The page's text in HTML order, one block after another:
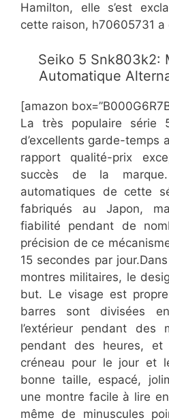
Hamilton, elle s’est
cette raison, h70605731 a
​Seiko 5 Snk803k2:
Automatique
[amazon
La très populaire série
d’excellents garde-temps
rapport qualité-prix
succès de la
automatiques de cette
fabriqués au Japon,
fiabilité pendant de
précision de ce
15 secondes par
montres militaires, le
but. Le visage est
barres sont divisées
l’extérieur pendant des
pendant des heures,
créneau pour le jour et
bonne taille, espacé,
une montre facile à lire
même de minuscules